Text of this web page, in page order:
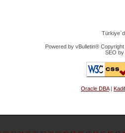
Powered by vBulletin®
SEO by
Oracle DBA|